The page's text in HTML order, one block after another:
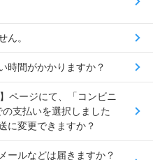
ん。
時間がかかりますか？
ページにて、「コンビニ
支払いを選択しました
に変更できますか？
ールなどは届きますか？